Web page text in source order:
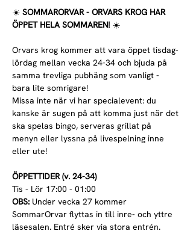
☀️ SOMMARORVAR - ORVARS KROG HAR
ÖPPET HELA SOMMAREN! ☀️
Orvars krog kommer att vara öppet tisdag-
lördag mellan vecka 24-34 och bjuda på
samma trevliga pubhäng som vanligt -
bara lite somrigare!
Missa inte när vi har specialevent: du
kanske är sugen på att komma just när det
ska spelas bingo, serveras grillat på
menyn eller lyssna på livespelning inne
eller ute!
ÖPPETTIDER (v. 24-34)
Tis - Lör 17:00 - 01:00
OBS: Under vecka 27 kommer
SommarOrvar flyttas in till inre- och yttre
läsesalen. Entré sker via stora entrén.